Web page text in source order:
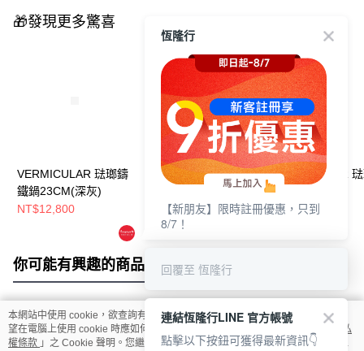
🎁發現更多驚喜
VERMICULAR 琺瑯鑄
鐵鍋23CM(深灰)
NT$12,800
VERMICULAR 琺瑯鑄
鐵鍋19CM(碳黑)
NT$8,800
VERMICULAR
鐵鍋19CM(白)
NT$8,800
你可能有興趣的商品 全站排行
熱門標籤
本網站中使用 cookie，欲查詢有關本網站使用 cookie 方式之詳情，及若您不希
望在電腦上使用 cookie 時應如何變更電腦的 cookie 設定，請參閱本網站「
隱私
權條款 」之 Cookie 聲明。您繼續使用本網站即表示您同意本公司得按本網站使
恆隆行
【新朋友】限時註冊優惠，只到
8/7！
回覆至 恆隆行
連結恆隆行LINE 官方帳號
點擊以下按鈕可獲得最新資訊👇